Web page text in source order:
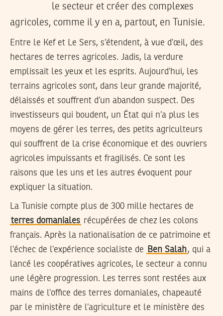
le secteur et créer des complexes
agricoles, comme il y en a, partout, en Tunisie.
Entre le Kef et Le Sers, s’étendent, à vue d’œil, des
hectares de terres agricoles. Jadis, la verdure
emplissait les yeux et les esprits. Aujourd’hui, les
terrains agricoles sont, dans leur grande majorité,
délaissés et souffrent d’un abandon suspect. Des
investisseurs qui boudent, un État qui n’a plus les
moyens de gérer les terres, des petits agriculteurs
qui souffrent de la crise économique et des ouvriers
agricoles impuissants et fragilisés. Ce sont les
raisons que les uns et les autres évoquent pour
expliquer la situation.
La Tunisie compte plus de 300 mille hectares de
terres domaniales récupérées de chez les colons
français. Après la nationalisation de ce patrimoine et
l’échec de l’expérience socialiste de
Ben Salah, qui a
lancé les coopératives agricoles, le secteur a connu
une légère progression. Les terres sont restées aux
mains de l’office des terres domaniales, chapeauté
par le ministère de l’agriculture et le ministère des